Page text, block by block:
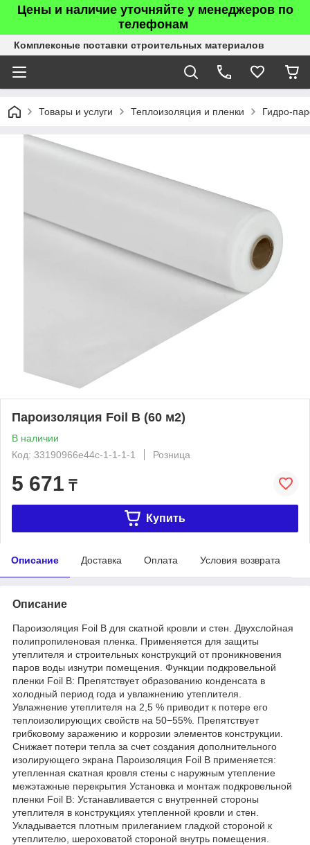
Цены и наличие уточняйте у менеджеров по
телефонам
Комплексные поставки строительных материалов
Товары и услуги Теплоизоляция и пленки Гидро-
Пароизоляция Foil B (60 м2)
В наличии
Код: 33190966e44c-1-1-1-1
Розница
5 671 ₸
Купить
Описание Доставка Оплата Условия возврата
Описание
Пароизоляция Foil B для скатной кровли и стен. Двухслойная
полипропиленовая пленка. Применяется для защиты
утеплителя и строительных конструкций от проникновения
паров воды изнутри помещения. Функции подкровельной
пленки Foil B: Препятствует образованию конденсата в
холодный период года и увлажнению утеплителя.
Увлажнение утеплителя на 2,5 % приводит к потере его
теплоизолирующих свойств на 50−55%. Препятствует
грибковому заражению и коррозии элементов конструкции.
Снижает потери тепла за счет создания дополнительного
изолирующего экрана Пароизоляция Foil B применяется:
утепленная скатная кровля стены с наружным утепление
межэтажные перекрытия Установка и монтаж подкровельной
пленки Foil B: Устанавливается с внутренней стороны
утеплителя в конструкциях утепленной кровли и стен.
Укладывается плотным прилеганием гладкой стороной к
утеплителю, шероховатой стороной внутрь помещения.